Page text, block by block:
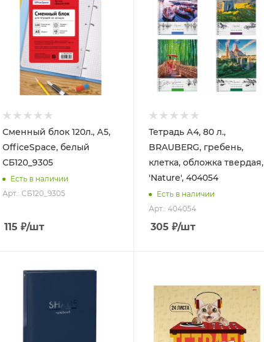
Сменный блок 120л., А5,
OfficeSpace, белый
СБ120_9305
Есть в наличии
Арт.: СБ120_9305
115 ₽/шт
Тетрадь А4, 80 л.,
BRAUBERG, гребень,
клетка, обложка твердая,
'Nature', 404054
Есть в наличии
Арт.: 404054
305 ₽/шт